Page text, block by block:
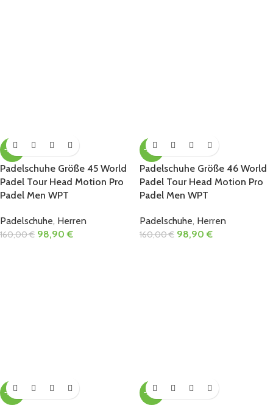
-38%
Padelschuhe Größe 45 World
Padel Tour Head Motion Pro
Padel Men WPT
Padelschuhe, Herren
160,00€ 98,90€
-38%
Padelschuhe Größe 46 World
Padel Tour Head Motion Pro
Padel Men WPT
Padelschuhe, Herren
160,00€ 98,90€
-38% -38%